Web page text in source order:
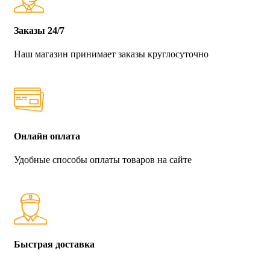
Заказы 24/7
Наш магазин принимает заказы круглосуточно
Онлайн оплата
Удобные способы оплаты товаров на сайте
Быстрая доставка